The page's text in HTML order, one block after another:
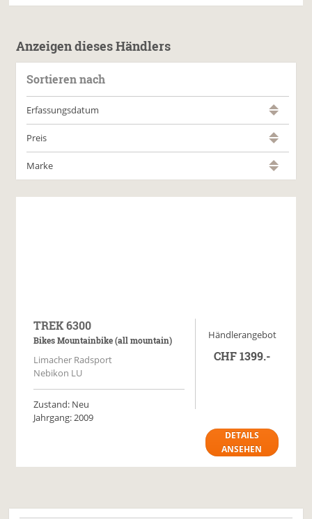
Anzeigen dieses Händlers
Sortieren nach
Erfassungsdatum
Preis
Marke
TREK 6300
Bikes Mountainbike (all mountain)
Limacher Radsport
Nebikon LU
Händlerangebot
CHF 1399.-
Zustand: Neu
Jahrgang: 2009
DETAILS
ANSEHEN